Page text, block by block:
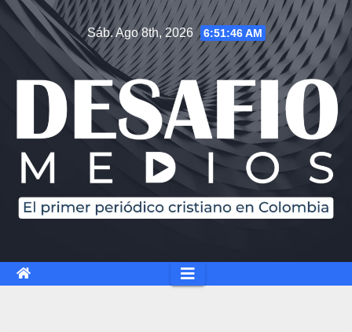
Saltar
contenido
Sáb. Ago 8th, 2026 6:51:46 AM